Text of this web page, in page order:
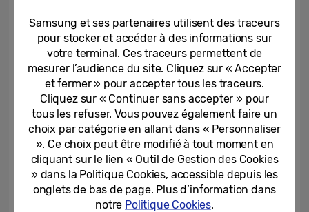
Noël 2022
24-10-2022
Samsung inaugure un pop-up
store au Centre Commercial
Beaugrenelle et présente en...
11-03-2022
Les dernières innovations
Samsung en mobilité, TV, son,
informatique et électroménager
Samsung et ses partenaires utilisent des traceurs
pour stocker et accéder à des informations sur
votre terminal. Ces traceurs permettent de
mesurer l’audience du site. Cliquez sur « Accepter
et fermer » pour accepter tous les traceurs.
Cliquez sur « Continuer sans accepter » pour
tous les refuser. Vous pouvez également faire un
choix par catégorie en allant dans « Personnaliser
». Ce choix peut être modifié à tout moment en
cliquant sur le lien « Outil de Gestion des Cookies
» dans la Politique Cookies, accessible depuis les
onglets de bas de page. Plus d’information dans
notre Politique Cookies.